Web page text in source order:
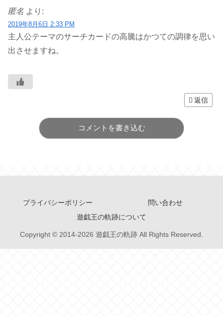
匿名 より:
2019年8月6日 2:33 PM
主人公テーマのサーチカードの高騰はかつての調律を思い
出させますね。
返信
コメントを書き込む
プライバシーポリシー
問い合わせ
遊戯王の軌跡について
Copyright © 2014-2026 遊戯王の軌跡 All Rights Reserved.